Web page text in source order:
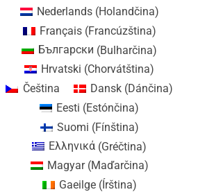
Nederlands(Holandčina)
Français(Francúzština)
Български (Bulharčina)
Hrvatski (Chorvátština)
Čeština
Dansk (Dánčina)
Eesti (Estónčina)
Suomi (Fínština)
Ελληνικά (Gréčtina)
Magyar(Maďarčina)
Gaeilge(Írština)